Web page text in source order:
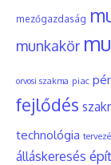
mezőgazdaság
munkakör
orvosi szakma piac
fejlődés
technológia
álláskeresés